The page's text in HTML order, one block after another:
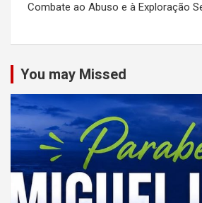
Combate ao Abuso e à Exploração
You may Missed